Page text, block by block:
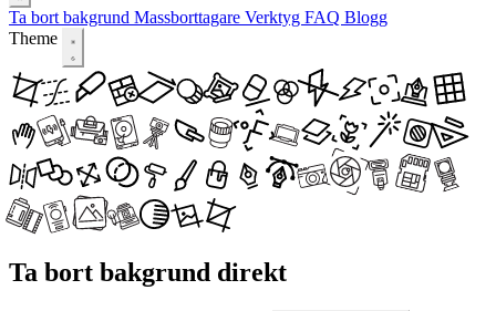
Ta bort bakgrund Massborttagare Verktyg FAQ Blogg
Theme
Ta bort bakgrund direkt